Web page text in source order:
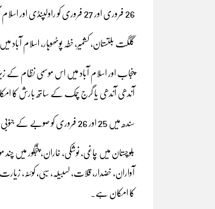
26 فروری اور 27 فروری کو راولپنڈی اور اسلام آباد سمیت ملک کے بالائی علاقوں میں مزید بارش اور برفباری کا امکان ہے۔
گلگت بلتستان، کشمیر، خطہ پوٹھوہار، اسلام
پنجاب اور اسلام آباد میں اس موسمی نظام کے
آندھی آندھی یا گرج چمک کے ساتھ بارش کا
سندھ میں 25 اور 26 فروری کو صوبے کے جنوبی علاقوں میں تیز ہواؤں کے ساتھ ابر آلود موسم کا امکان ہے۔
آواران، خضدار، قلات، لسبیلہ، سبی، کوئٹہ،
کا امکان ہے۔